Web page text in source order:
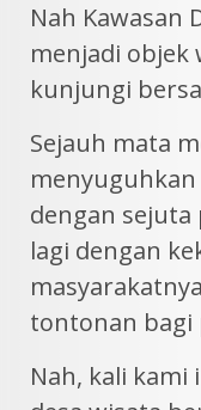
Nah Kawasan
menjadi objek
kunjungi
Sejauh mata
menyuguhkan
dengan sejuta
lagi dengan
tontonan bagi
Nah, kali